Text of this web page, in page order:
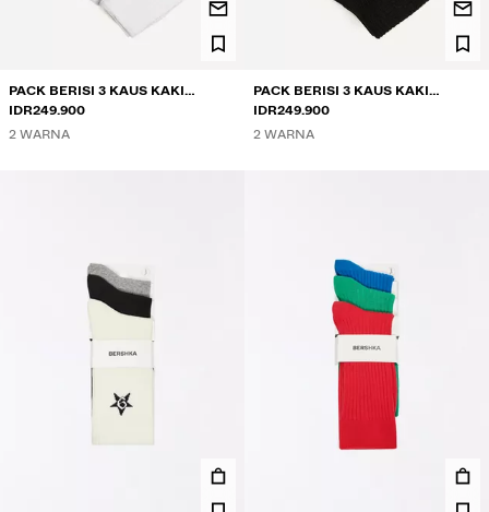
PACK BERISI 3 KAUS KAKI
SEMATA KAKI OLAHRAGA
IDR249.900
2 WARNA
PACK BERISI 3 KAUS KAKI
SEMATA KAKI OLAHRAGA
IDR249.900
2 WARNA